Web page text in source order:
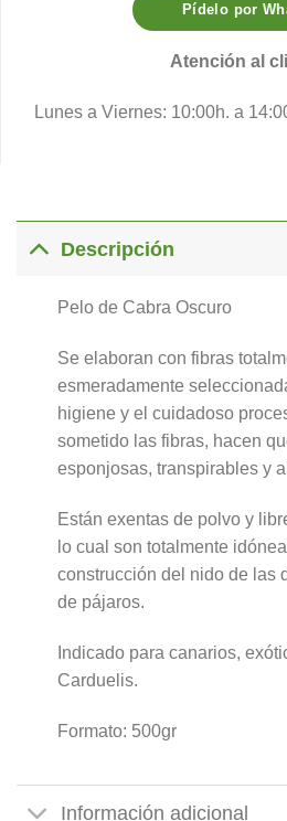
Pídelo por
Atención al
Lunes a Viernes: 10:00h. a
Descripción
Pelo de Cabra Oscuro
Se elaboran con fibras
esmeradamente
higiene y el cuidadoso
sometido las fibras, hacen
esponjosas, transpirables y
Están exentas de polvo y
lo cual son totalmente
construcción del nido de las
de pájaros.
Indicado para canarios,
Carduelis.
Formato: 500gr
Información adicional